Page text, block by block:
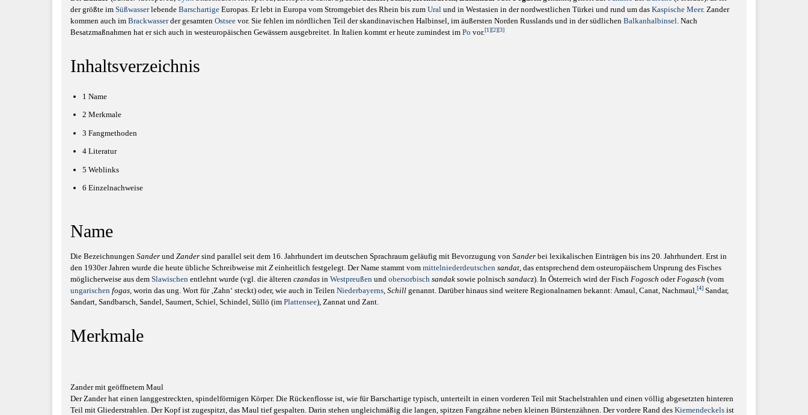
der größte im Süßwasserlebende Barschartige Europas. Er lebt in Europa vom Stromgebiet des Rhein bis zum Ural und in Westasien in der nordwestlichen Türkei und rund um das Kaspische Meer. Zander
kommen auch im Brackwasserder gesamten Ostsee vor. Sie fehlen im nördlichen Teil der skandinavischen Halbinsel, im äußersten Norden Russlands und in der südlichen Balkanhalbinsel. Nach
Besatzmaßnahmen hat er sich auch in westeuropäischen Gewässern ausgebreitet. In Italien kommt er heute zumindest im Po vor.[1][2][3]
Inhaltsverzeichnis
1 Name
2 Merkmale
3 Fangmethoden
4 Literatur
5 Weblinks
6 Einzelnachweise
Name
Die Bezeichnungen Sander und Zander sind parallel seit dem 16. Jahrhundert im deutschen Sprachraum geläufig mit Bevorzugung von Sander bei lexikalischen Einträgen bis ins 20. Jahrhundert. Erst in
den 1930er Jahren wurde die heute übliche Schreibweise mit Zeinheitlich festgelegt. Der Name stammt vom mittelniederdeutschen sandat, das entsprechend dem osteuropäischem Ursprung des Fisches
möglicherweise aus dem Slawischen entlehnt wurde (vgl. die älteren czandas in Westpreußen und obersorbisch sandak sowie polnisch sandacz). In Österreich wird der Fisch Fogosch oderFogasch (vom
ungarischen fogas, worin das ung. Wort für ‚Zahn‘ steckt) oder, wie auch in Teilen Niederbayerns, Schill genannt. Darüber hinaus sind weitere Regionalnamen bekannt: Amaul, Canat, Nachmaul,[4] Sandar,
Sandart, Sandbarsch, Sandel, Saumert, Schiel, Schindel, Süllö (im Plattensee), Zannat und Zant.
Merkmale
Zander mit geöffnetem Maul
Der Zander hat einen langgestreckten, spindelförmigen Körper. Die Rückenflosse ist, wie für Barschartige typisch, unterteilt in einen vorderen Teil mit Stachelstrahlen und einen völlig abgesetzten hinteren
Teil mit Gliederstrahlen. Der Kopf ist zugespitzt, das Maul tief gespalten. Darin stehen ungleichmäßig die langen, spitzen Fangzähne neben kleinen Bürstenzähnen. Der vordere Rand des Kiemendeckels ist